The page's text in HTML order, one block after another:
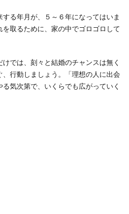
る年月が、５～６年になってはいま
取るために、家の中でゴロゴロして
では、刻々と結婚のチャンスは無く
行動しましょう。「理想の人に出会
気次第で、いくらでも広がっていく